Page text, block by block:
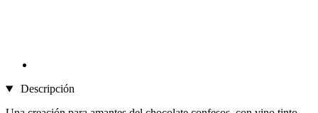
Descripción